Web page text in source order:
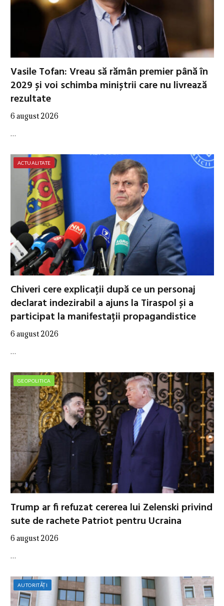
Vasile Tofan: Vreau să rămân premier până în
2029 și voi schimba miniștrii care nu livrează
rezultate
6 august 2026
…
ACTUALITATE
Chiveri cere explicații după ce un personaj
declarat indezirabil a ajuns la Tiraspol și a
participat la manifestații propagandistice
6 august 2026
…
GEOPOLITICA
Trump ar fi refuzat cererea lui Zelenski privind
sute de rachete Patriot pentru Ucraina
6 august 2026
…
AUTORITĂȚI